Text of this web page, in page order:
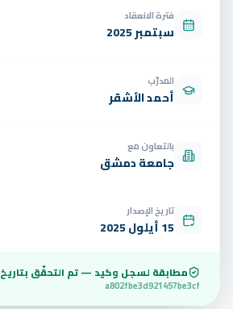
فترة الانعقاد
سبتمبر 2025
المدرّب
أحمد الأشقر
بالتعاون مع
جامعة دمشق
تاريخ الإصدار
15 أيلول 2025
مطابقة لسجل وكيد — تم التحقّق بتاريخ
a802fbe3d921457be3cf